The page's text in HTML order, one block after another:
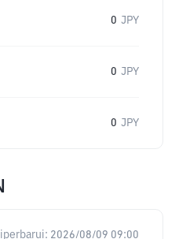
0 JPY
0 JPY
0 JPY
2026/08/09 09:00